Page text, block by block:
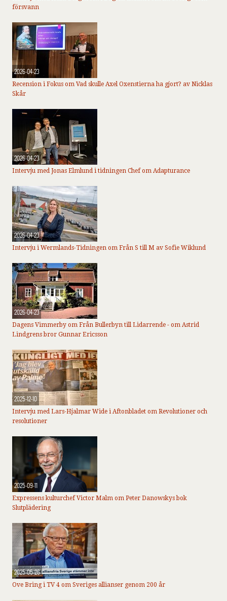
försvann
2026-04-23
Recension i Fokus om Vad skulle Axel Oxenstierna ha gjort? av Nicklas
Skår
2026-04-23
Intervju med Jonas Elmlund i tidningen Chef om Adapturance
2026-04-23
Intervju i Wermlands-Tidningen om Från S till M av Sofie Wiklund
2026-04-23
Dagens Vimmerby om Från Bullerbyn till Lidarrende - om Astrid
Lindgrens bror Gunnar Ericsson
2025-12-10
Intervju med Lars-Hjalmar Wide i Aftonbladet om Revolutioner och
resolutioner
2025-09-11
Expressens kulturchef Victor Malm om Peter Danowskys bok
Slutplädering
2025-05-26
Ove Bring i TV 4 om Sveriges allianser genom 200 år